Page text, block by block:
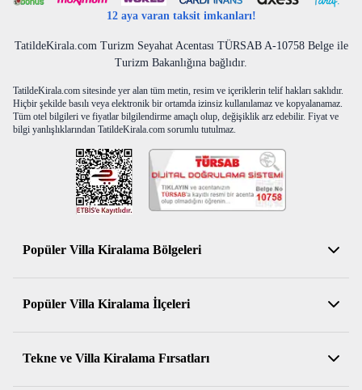
12 aya varan taksit imkanları!
TatildeKirala.com Turizm Seyahat Acentası TÜRSAB A-10758 Belge ile
Turizm Bakanlığına bağlıdır.
TatildeKirala.com sitesinde yer alan tüm metin, resim ve içeriklerin telif hakları saklıdır.
Hiçbir şekilde basılı veya elektronik bir ortamda izinsiz kullanılamaz ve kopyalanamaz.
Tüm otel bilgileri ve fiyatlar bilgilendirme amaçlı olup, değişiklik arz edebilir. Fiyat ve
bilgi yanlışlıklarından TatildeKirala.com sorumlu tutulmaz.
Popüler Villa Kiralama Bölgeleri
Antalya Kiralık Villa
Muğla Kiralık Villa
Aydın Kiralık Villa
İzmir Kiralık Villa
Balıkesir Kiralık Villa
Popüler Villa Kiralama İlçeleri
Kemer Kiralık Villa
Serik Kiralık Villa
Konyaaltı Kiralık Villa
Tekne ve Villa Kiralama Fırsatları